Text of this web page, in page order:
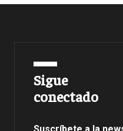
Sigue
conectado